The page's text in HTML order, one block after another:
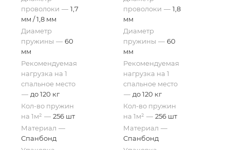
проволоки — 1,7
мм / 1,8 мм
Диаметр
пружины — 60
мм
Рекомендуемая
нагрузка на 1
спальное место
— до 120 кг
Кол-во пружин
на 1м² — 256 шт
Материал —
Спанбонд
проволоки — 1,8
мм
Диаметр
пружины — 60
мм
Рекомендуемая
нагрузка на 1
спальное место
— до 120 кг
Кол-во пружин
на 1м² — 256 шт
Материал —
Спанбонд